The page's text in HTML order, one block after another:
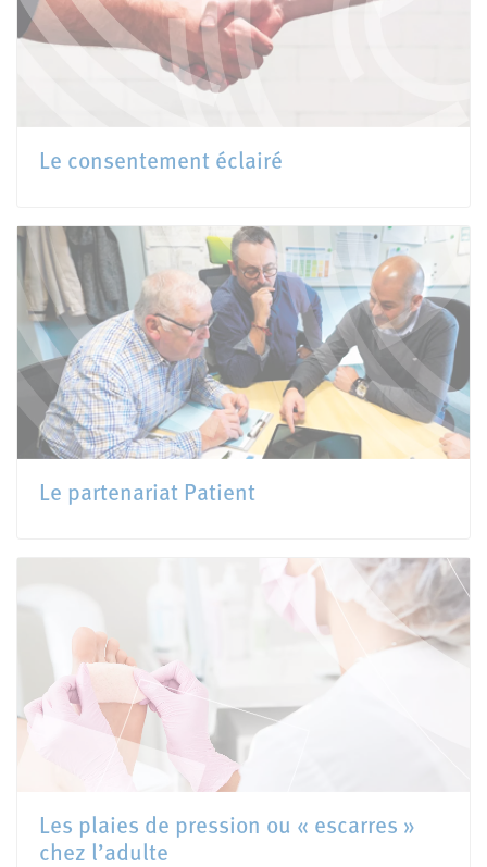
Le consentement éclairé
Le partenariat Patient
Les plaies de pression ou « escarres »
chez l’adulte